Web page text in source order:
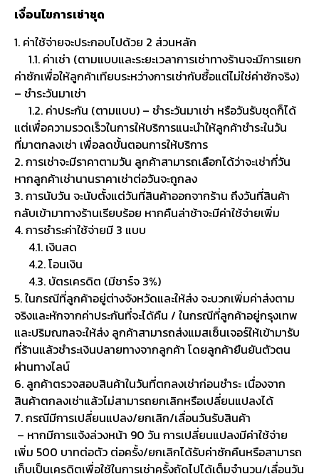
เงื่อนไขการเช่าชุด
1. ค่าใช้จ่ายจะประกอบไปด้วย 2 ส่วนหลัก
1.1. ค่าเช่า (ตามแบบและระยะเวลาการเช่าทางร้านจะมีการแยก
ค่าซักเพื่อให้ลูกค้าเทียบระหว่างการเช่ากับซื้อแต่ไม่ใช่ค่าซักจริง)
– ชำระวันมาเช่า
1.2. ค่าประกัน (ตามแบบ) – ชำระวันมาเช่า หรือวันรับชุดก็ได้
แต่เพื่อความรวดเร็วในการให้บริการแนะนำให้ลูกค้าชำระในวัน
ที่มาตกลงเช่า เพื่อลดขั้นตอนการให้บริการ
2. การเช่าจะมีราคาตามวัน ลูกค้าสามารถเลือกได้ว่าจะเช่ากี่วัน
หากลูกค้าเช่านานราคาเช่าต่อวันจะถูกลง
3. การนับวัน จะนับตั้งแต่วันที่สินค้าออกจากร้าน ถึงวันที่สินค้า
กลับเข้ามาทางร้านเรียบร้อย หากคืนล่าช้าจะมีค่าใช้จ่ายเพิ่ม
4. การชำระค่าใช้จ่ายมี 3 แบบ
4.1. เงินสด
4.2. โอนเงิน
4.3. บัตรเครดิต (มีชาร์จ 3%)
5. ในกรณีที่ลูกค้าอยู่ต่างจังหวัดและให้ส่ง จะบวกเพิ่มค่าส่งตาม
จริงและหักจากค่าประกันที่จะได้คืน / ในกรณีที่ลูกค้าอยู่กรุงเทพ
และปริมณฑลจะให้ส่ง ลูกค้าสามารถส่งแมสเซ็นเจอร์ให้เข้ามารับ
ที่ร้านแล้วชำระเงินปลายทางจากลูกค้า โดยลูกค้ายืนยันตัวตน
ผ่านทางไลน์
6. ลูกค้าตรวจสอบสินค้าในวันที่ตกลงเช่าก่อนชำระ เนื่องจาก
สินค้าตกลงเช่าแล้วไม่สามารถยกเลิกหรือเปลี่ยนแปลงได้
7. กรณีมีการเปลี่ยนแปลง/ยกเลิก/เลื่อนวันรับสินค้า
– หากมีการแจ้งล่วงหน้า 90 วัน การเปลี่ยนแปลงมีค่าใช้จ่าย
เพิ่ม 500 บาทต่อตัว ต่อครั้ง/ยกเลิกได้รับค่าซักคืนหรือสามารถ
เก็บเป็นเครดิตเพื่อใช้ในการเช่าครั้งถัดไปได้เต็มจำนวน/เลื่อนวัน